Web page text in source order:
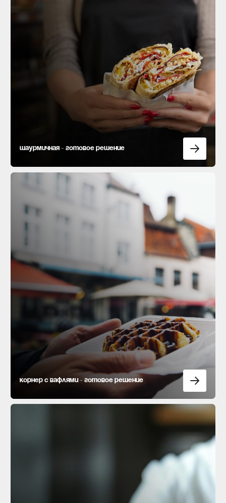
Шаурмичная - готовое решение
Корнер с вафлями - готовое решение